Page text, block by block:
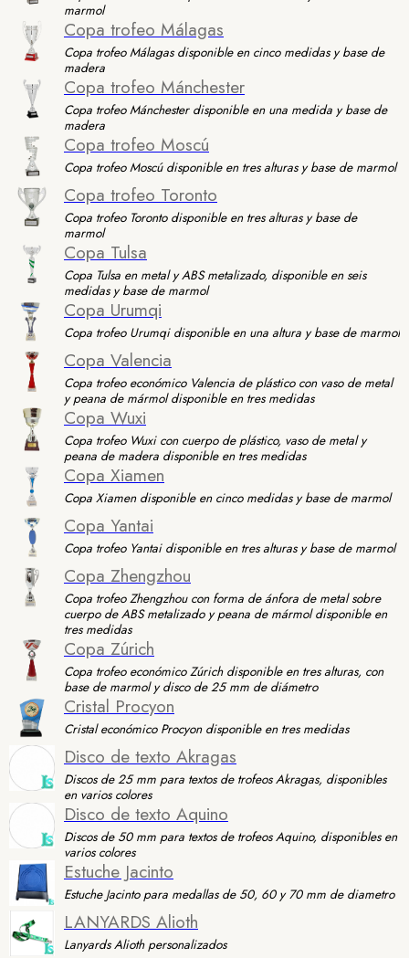
marmol
Copa trofeo Málagas
Copa trofeo Málagas disponible en cinco medidas y base de
madera
Copa trofeo Mánchester
Copa trofeo Mánchester disponible en una medida y base de
madera
Copa trofeo Moscú
Copa trofeo Moscú disponible en tres alturas y base de marmol
Copa trofeo Toronto
Copa trofeo Toronto disponible en tres alturas y base de
marmol
Copa Tulsa
Copa Tulsa en metal y ABS metalizado, disponible en seis
medidas y base de marmol
Copa Urumqi
Copa trofeo Urumqi disponible en una altura y base de marmol
Copa Valencia
Copa trofeo económico Valencia de plástico con vaso de metal
y peana de mármol disponible en tres medidas
Copa Wuxi
Copa trofeo Wuxi con cuerpo de plástico, vaso de metal y
peana de madera disponible en tres medidas
Copa Xiamen
Copa Xiamen disponible en cinco medidas y base de marmol
Copa Yantai
Copa trofeo Yantai disponible en tres alturas y base de marmol
Copa Zhengzhou
Copa trofeo Zhengzhou con forma de ánfora de metal sobre
cuerpo de ABS metalizado y peana de mármol disponible en
tres medidas
Copa Zúrich
Copa trofeo económico Zúrich disponible en tres alturas, con
base de marmol y disco de 25 mm de diámetro
Cristal Procyon
Cristal económico Procyon disponible en tres medidas
Disco de texto Akragas
Discos de 25 mm para textos de trofeos Akragas, disponibles
en varios colores
Disco de texto Aquino
Discos de 50 mm para textos de trofeos Aquino, disponibles en
varios colores
Estuche Jacinto
Estuche Jacinto para medallas de 50, 60 y 70 mm de diametro
LANYARDS Alioth
Lanyards Alioth personalizados